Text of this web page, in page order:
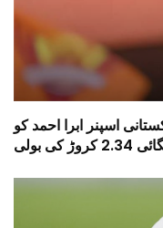
اسپنر ابرا احمد کو
کی بولی